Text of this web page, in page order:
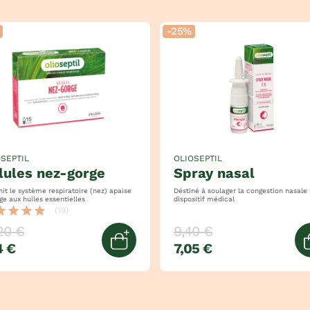
nez-gorge
le système respiratoire (nez) apaise
la gorge aux huiles essentielles
star star star (19)
€
€
Ajouter au panier
-25%
spray nasal
OLIOSEPTIL
Déstiné à soulager la congestion nasale
dispositif médical
9,40 €
7,05 €